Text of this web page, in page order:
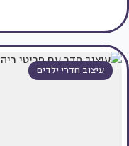
עיצוב חדרי ילדים